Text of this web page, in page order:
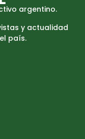
argentino.
y actualidad
país.